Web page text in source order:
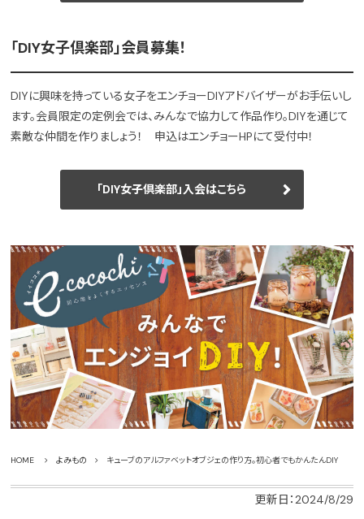
「DIY女子倶楽部」会員募集！
DIYに興味を持っている女子をエンチョーDIYアドバイザーがお手伝いし
ます。会員限定の定例会では、みんなで協力して作品作り。DIYを通じて
素敵な仲間を作りましょう！ 申込はエンチョーHPにて受付中！
「DIY女子倶楽部」入会はこちら
HOME よみもの キューブのアルファベットオブジェの作り方。初心者でもかんたんDIY
更新日：2024/8/29